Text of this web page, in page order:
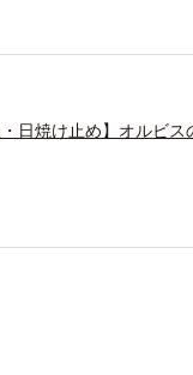
・日焼け止め】オルビ